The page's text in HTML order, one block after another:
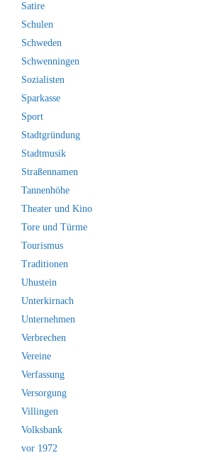
Satire
Schulen
Schweden
Schwenningen
Sozialisten
Sparkasse
Sport
Stadtgründung
Stadtmusik
Straßennamen
Tannenhöhe
Theater und Kino
Tore und Türme
Tourismus
Traditionen
Uhustein
Unterkirnach
Unternehmen
Verbrechen
Vereine
Verfassung
Versorgung
Villingen
Volksbank
vor 1972